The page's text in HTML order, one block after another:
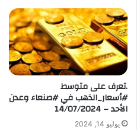
.تعرف على متوسط
#أسعار_الذهب في #صنعاء وعدن
الأحد – 14/07/2024
يوليو 14, 2024